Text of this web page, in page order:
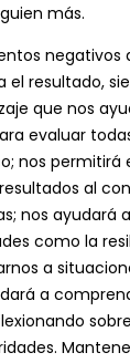
más.
negativos
el resultado,
que nos
evaluar
nos permitirá
al
nos ayudará
como la
a
a